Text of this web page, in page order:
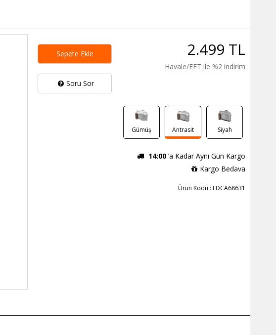
Sepete Ekle
Soru Sor
2.499 TL
Havale/EFT ile %2 indirim
Gümüş Antrasit Siyah
14:00 ’a Kadar Aynı Gün Kargo
Kargo Bedava
Ürün Kodu : FDCA68631